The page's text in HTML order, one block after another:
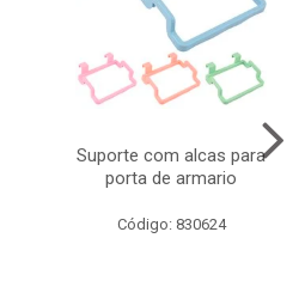
Suporte com alcas para
porta de armario
Código: 830624